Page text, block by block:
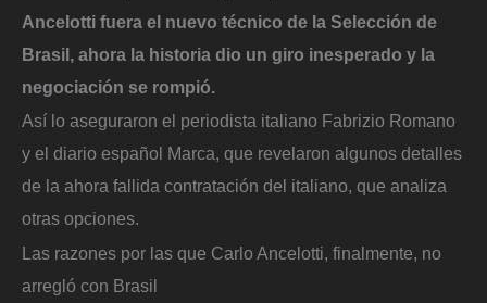
Ancelotti fuera el nuevo técnico de la Selección de
Brasil, ahora la historia dio un giro inesperado y la
negociación se rompió.
Así lo aseguraron el periodista italiano Fabrizio Romano
y el diario español Marca, que revelaron algunos detalles
de la ahora fallida contratación del italiano, que analiza
otras opciones.
Las razones por las que Carlo Ancelotti, finalmente, no
arregló con Brasil